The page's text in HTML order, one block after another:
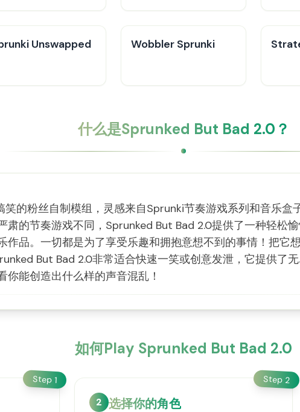
Unswapped Wobbler Sprunki
什么是Sprunked But Bad 2.0？
的粉丝自制模组，灵感来自Sprunki节奏游戏系列和音乐
肃的节奏游戏不同，Sprunked But Bad 2.0提供了一种轻松
作品。一切都是为了享受乐趣和拥抱意想不到的事情！把它
But Bad 2.0非常适合快速一笑或创意发泄，它提供了
能创造出什么样的声音混乱！
如何Play Sprunked But Bad 2.0
Step 1 Step 2
2 选择你的角色